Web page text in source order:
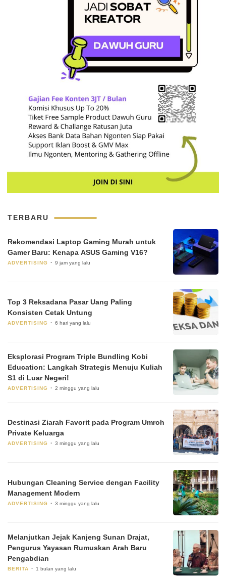
TERBARU
Rekomendasi Laptop Gaming Murah untuk
Gamer Baru: Kenapa ASUS Gaming V16?
ADVERTISING 9 jam yang lalu
Top 3 Reksadana Pasar Uang Paling
Konsisten Cetak Untung
ADVERTISING 6 hari yang lalu
Eksplorasi Program Triple Bundling Kobi
Education: Langkah Strategis Menuju Kuliah
S1 di Luar Negeri!
ADVERTISING 2 minggu yang lalu
Destinasi Ziarah Favorit pada Program Umroh
Private Keluarga
ADVERTISING 3 minggu yang lalu
Hubungan Cleaning Service dengan Facility
Management Modern
ADVERTISING 3 minggu yang lalu
Melanjutkan Jejak Kanjeng Sunan Drajat,
Pengurus Yayasan Rumuskan Arah Baru
Pengabdian
BERITA 1 bulan yang lalu